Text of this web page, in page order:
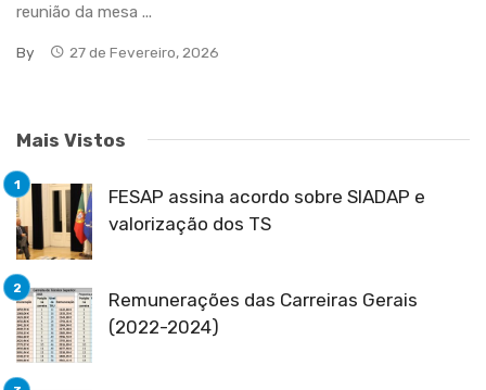
reunião da mesa ...
By 27 de Fevereiro, 2026
Mais Vistos
FESAP assina acordo sobre SIADAP e
valorização dos TS
Remunerações das Carreiras Gerais
(2022-2024)